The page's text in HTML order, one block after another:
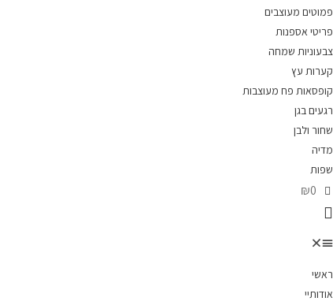
פמוטים מעוצבים
פריטי אספנות
צבעוניות שמחה
קערות עץ
קופסאות פח מעוצבות
רגעים בגן
שחור ולבן
מדיה
שפות
₪0
ראשי
אודותיי